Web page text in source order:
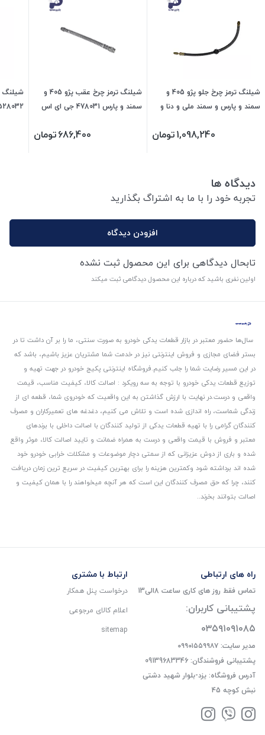
شیلنگ ترمز چرخ جلو پژو 405 و
سمند و پارس و سمند ملی و دنا و
1,098,240تومان
شیلنگ ترمز چرخ عقب پژو 405 و
سمند و پارس 478031 جی ای اس
686,400تومان
شیلنگ
528032 جی ای
دیدگاه ها
تجربه خود را با ما به اشتراگ بگذارید
افزودن دیدگاه
تابحال دیدگاهی برای این محصول ثبت نشده
اولین نفری باشید که درباره این محصول دیدگاهی ثبت میکند
سال‌ها حضور معتبر در بازار قطعات یدکی خودرو به صورت سنتی، ما را بر آن داشت تا در
بستر فضای مجازی و فروش اینترنتی نیز در خدمت شما مشتریان عزیز باشیم، باشد که
در این مسیر رضایت شما را جلب کنیم.فروشگاه اینترنتی پکیج خودرو در جهت تهیه و
توزیع قطعات یدکی خودرو با توجه به سه رویکرد : اصالت کالا، کیفیت مناسب، قیمت
واقعی و درست.در نهایت با ارزش گذاشتن به این واقعیت که خودروی شما، قطعه ای از
زندگی شماست، راه اندازی شده است و تلاش می کنیم، دغدغه های تعمیرکاران و مصرف
کنندگان گرامی را با تهیه قطعات یدکی از تولید کنندگان با اصالت داخلی با برندهای
معتبر و فروش با قیمت واقعی و درست به همراه ضمانت و تایید اصالت کالا، موثر واقع
شده و باری از دوش عزیزانی که از سمتی دچار موضوعات و مشکلات خرابی خودرو خود
شده اند برداشته شود و‌کمترین هزینه را برای بهترین کیفیت در سریع ترین زمان دریافت
کنند، چرا که حق مصرف کنندگان این است که هر آنچه میخواهند را با همان کیفیت و
اصالت بتوانند بخرند..
راه های ارتباطی
تماس فقط روز های کاری ساعت 8الی13
پشتیبانی کاربران:
۰۳۵۹۱۰۹۱۰۸۵
مدیر سایت: ۰۹۹۰۱۵۵۹۹۸۷
پشتیبانی فروشندگان: 09139683346
آدرس فروشگاه: یزد-بلوار شهید دشتی
نبش کوچه 45
ارتباط با مشتری
درخواست پنل همکار
اعلام کالای مرجوعی
sitemap